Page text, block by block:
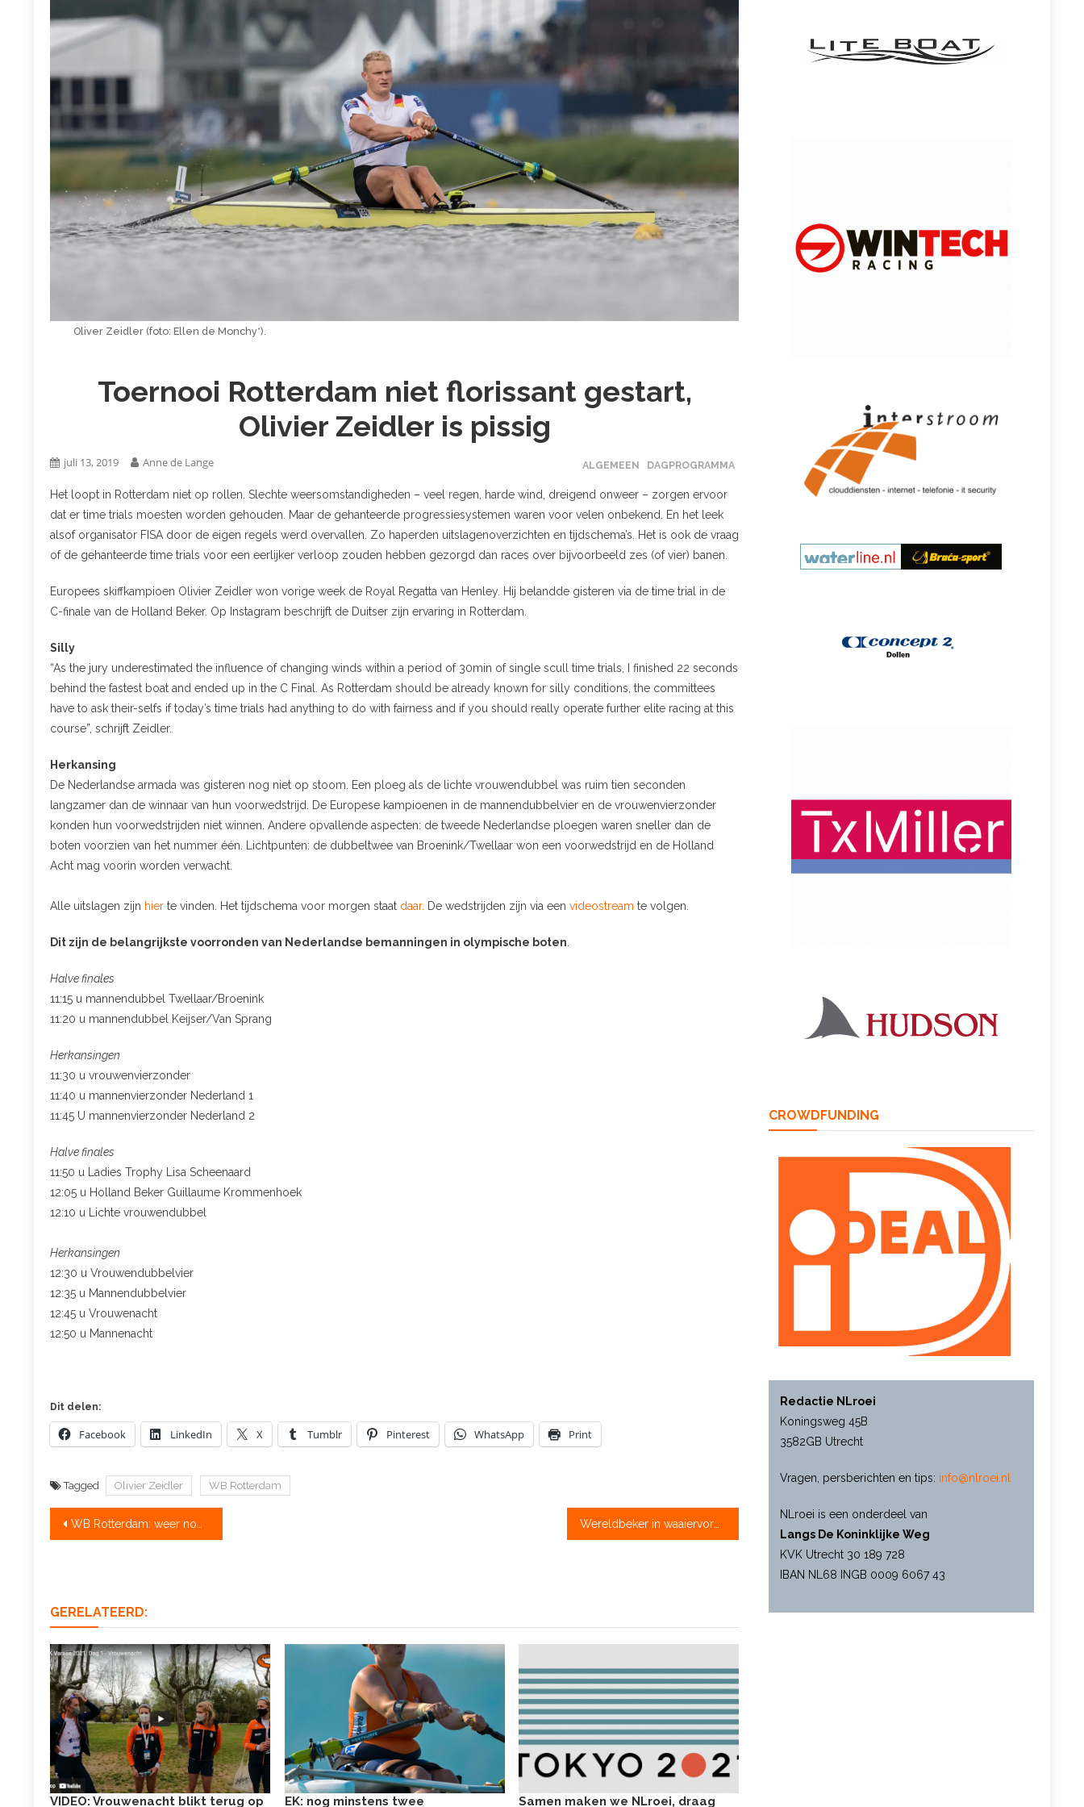
Oliver Zeidler (foto: Ellen de Monchy*).
Toernooi Rotterdam niet florissant gestart,
Olivier Zeidler is pissig
ALGEMEEN DAGPROGRAMMA
juli 13, 2019 Anne de Lange
Het loopt in Rotterdam niet op rollen. Slechte weersomstandigheden – veel regen, harde wind, dreigend onweer – zorgen ervoor
dat er time trials moesten worden gehouden. Maar de gehanteerde progressiesystemen waren voor velen onbekend. En het leek
alsof organisator FISA door de eigen regels werd overvallen. Zo haperden uitslagenoverzichten en tijdschema’s. Het is ook de vraag
of de gehanteerde time trials voor een eerlijker verloop zouden hebben gezorgd dan races over bijvoorbeeld zes (of vier) banen.
Europees skiffkampioen Olivier Zeidler won vorige week de Royal Regatta van Henley. Hij belandde gisteren via de time trial in de
C-finale van de Holland Beker. Op Instagram beschrijft de Duitser zijn ervaring in Rotterdam.
Silly
“As the jury underestimated the influence of changing winds within a period of 30min of single scull time trials, I finished 22 seconds
behind the fastest boat and ended up in the C Final. As Rotterdam should be already known for silly conditions, the committees
have to ask their-selfs if today’s time trials had anything to do with fairness and if you should really operate further elite racing at this
course”, schrijft Zeidler.
Herkansing
De Nederlandse armada was gisteren nog niet op stoom. Een ploeg als de lichte vrouwendubbel was ruim tien seconden
langzamer dan de winnaar van hun voorwedstrijd. De Europese kampioenen in de mannendubbelvier en de vrouwenvierzonder
konden hun voorwedstrijden niet winnen. Andere opvallende aspecten: de tweede Nederlandse ploegen waren sneller dan de
boten voorzien van het nummer één. Lichtpunten: de dubbeltwee van Broenink/Twellaar won een voorwedstrijd en de Holland
Acht mag voorin worden verwacht.
Alle uitslagen zijn hier te vinden. Het tijdschema voor morgen staat daar. De wedstrijden zijn via een videostream te volgen.
Dit zijn de belangrijkste voorronden van Nederlandse bemanningen in olympische boten
Halve finales
11:15 u mannendubbel Twellaar/Broenink
11:20 u mannendubbel Keijser/Van Sprang
Herkansingen
11:30 u vrouwenvierzonder
11:40 u mannenvierzonder Nederland 1
11:45 U mannenvierzonder Nederland 2
Halve finales
11:50 u Ladies Trophy Lisa Scheenaard
12:05 u Holland Beker Guillaume Krommenhoek
12:10 u Lichte vrouwendubbel
Herkansingen
12:30 u Vrouwendubbelvier
12:35 u Mannendubbelvier
12:45 u Vrouwenacht
12:50 u Mannenacht
Dit delen:
Facebook LinkedIn X Tumblr Pinterest WhatsApp Print
Tagged Olivier Zeidler WB Rotterdam
Bericht
WB Rotterdam: weer noopt tot time trials Wereldbeker in waaiervorm, Keijser en Paulis trotseren het lot
GERELATEERD:
VIDEO: Vrouwenacht blikt terug op EK: nog minstens twee Samen maken we NLroei, draag
CROWDFUNDING
Redactie NLroei
Koningsweg 45B
3582GB Utrecht
Vragen, persberichten en tips: info@nlroei.nl
NLroei is een onderdeel van
Langs De Koninklijke Weg
KVK Utrecht 30 189 728
IBAN NL68 INGB 0009 6067 43